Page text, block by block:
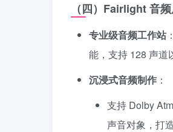
（四）Fairlight 音
专业级音频工作站
能，支持 128 声道
沉浸式音频制作 ：
支持 Dolby
声音对象，打